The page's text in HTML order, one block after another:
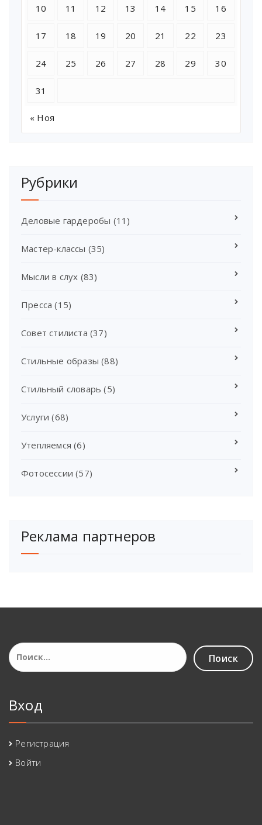
10 11 12 13 14 15 16
17 18 19 20 21 22 23
24 25 26 27 28 29 30
31
« Ноя
Рубрики
Деловые гардеробы (11)
Мастер-классы (35)
Мысли в слух (83)
Пресса (15)
Совет стилиста (37)
Стильные образы (88)
Стильный словарь (5)
Услуги (68)
Утепляемся (6)
Фотосессии (57)
Реклама партнеров
Найти:
Вход
Регистрация
Войти